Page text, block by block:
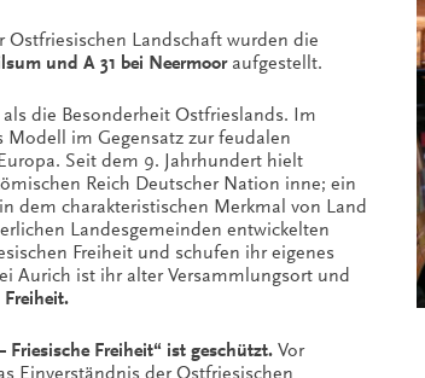
Landschaft wurden die
und A 31 bei Neermooraufgestellt.
die Besonderheit Ostfrieslands. Im
im Gegensatz zur feudalen
Seit dem 9. Jahrhundert hielt
Reich Deutscher Nation inne; ein
dem charakteristischen Merkmal von Land
Landesgemeinden entwickelten
Freiheit und schufen ihr eigenes
Aurich ist ihr alter Versammlungsort und
Freiheit.
Friesische Freiheit“ ist geschützt. Vor
Einverständnis der Ostfriesischen